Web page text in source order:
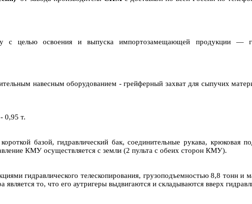
освоения и выпуска импортозамещающей продукции —
навесным оборудованием - грейферный захват для сыпучих
0,95 т.
базой, гидравлический бак, соединительные рукава, крюковая
КМУ осуществляется с земли (2 пульта с обеих сторон КМУ).
гидравлического телескопирования, грузоподъемностью 8,8 тонн
то, что его аутригеры выдвигаются и складываются вверх